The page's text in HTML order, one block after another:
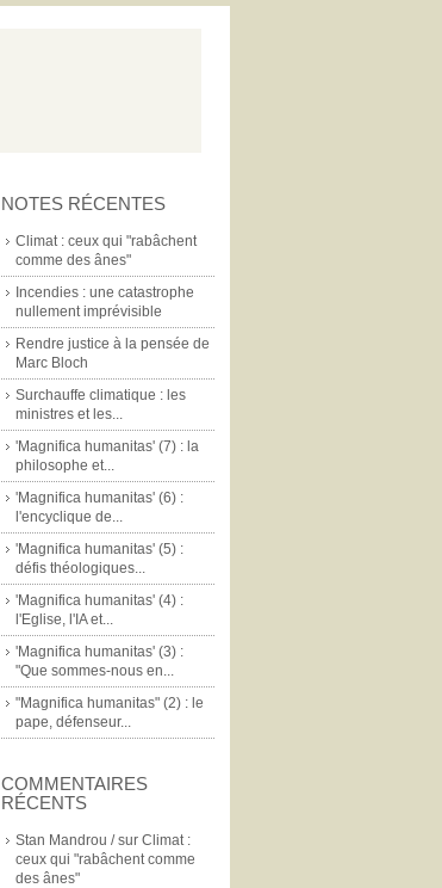
NOTES RÉCENTES
Climat : ceux qui "rabâchent
comme des ânes"
Incendies : une catastrophe
nullement imprévisible
Rendre justice à la pensée de
Marc Bloch
Surchauffe climatique : les
ministres et les...
'Magnifica humanitas' (7) : la
philosophe et...
'Magnifica humanitas' (6) :
l'encyclique de...
'Magnifica humanitas' (5) :
défis théologiques...
'Magnifica humanitas' (4) :
l'Eglise, l'IA et...
'Magnifica humanitas' (3) :
"Que sommes-nous en...
"Magnifica humanitas" (2) : le
pape, défenseur...
COMMENTAIRES
RÉCENTS
Stan Mandrou /sur Climat :
ceux qui "rabâchent comme
des ânes"